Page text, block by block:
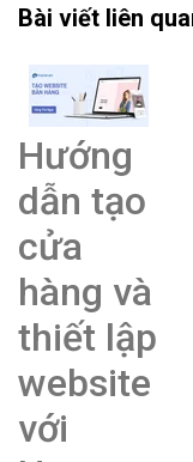
Bài viết liên
Hướng
dẫn tạo
cửa
hàng và
thiết lập
website
với